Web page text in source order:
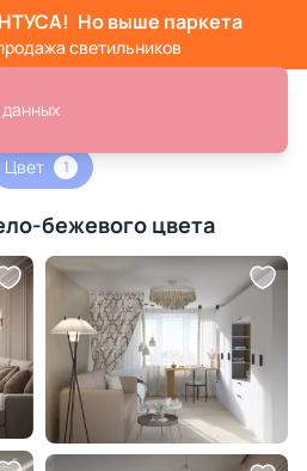
Но выше паркета
светильников
Цвет 1
бежевого цвета